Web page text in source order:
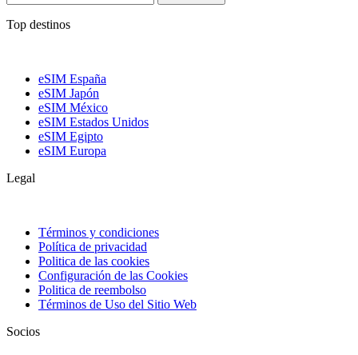
Top destinos
eSIM España
eSIM Japón
eSIM México
eSIM Estados Unidos
eSIM Egipto
eSIM Europa
Legal
Términos y condiciones
Política de privacidad
Politica de las cookies
Configuración de las Cookies
Politica de reembolso
Términos de Uso del Sitio Web
Socios